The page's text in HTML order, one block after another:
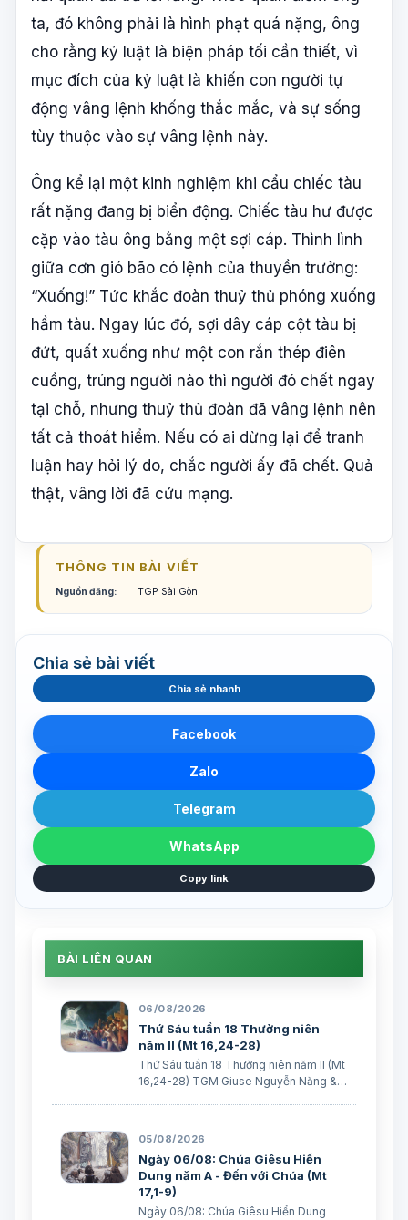
ta, đó không phải là hình phạt quá nặng, ông
cho rằng kỷ luật là biện pháp tối cần thiết, vì
mục đích của kỷ luật là khiến con người tự
động vâng lệnh khống thắc mắc, và sự sống
tùy thuộc vào sự vâng lệnh này.
Ông kể lại một kinh nghiệm khi cẩu chiếc tàu
rất nặng đang bị biển động. Chiếc tàu hư được
cặp vào tàu ông bằng một sợi cáp. Thình lình
giữa cơn gió bão có lệnh của thuyền trưởng:
“Xuống!” Tức khắc đoàn thuỷ thủ phóng xuống
hầm tàu. Ngay lúc đó, sợi dây cáp cột tàu bị
đứt, quất xuống như một con rắn thép điên
cuồng, trúng người nào thì người đó chết ngay
tại chỗ, nhưng thuỷ thủ đoàn đã vâng lệnh nên
tất cả thoát hiểm. Nếu có ai dừng lại để tranh
luận hay hỏi lý do, chắc người ấy đã chết. Quả
thật, vâng lời đã cứu mạng.
THÔNG TIN BÀI VIẾT
Nguồn đăng: TGP Sài Gòn
Chia sẻ bài viết
Chia sẻ nhanh
Facebook
Zalo
Telegram
WhatsApp
Copy link
BÀI LIÊN QUAN
06/08/2026
Thứ Sáu tuần 18 Thường niên
năm II (Mt 16,24-28)
Thứ Sáu tuần 18 Thường niên năm II (Mt
16,24-28) TGM Giuse Nguyễn Năng &
“Khốn cho thành khát má…
05/08/2026
Ngày 06/08: Chúa Giêsu Hiển
Dung năm A - Đến với Chúa (Mt
17,1-9)
Ngày 06/08: Chúa Giêsu Hiển Dung